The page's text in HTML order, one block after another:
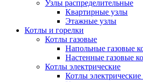
Узлы распределительные
Квартирные узлы
Этажные узлы
Котлы и горелки
Котлы газовые
Напольные газовые
Настенные газовые
Котлы электрические
Котлы